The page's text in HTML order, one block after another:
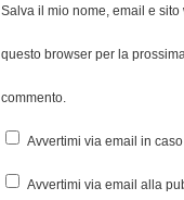
Salva il mio nome, email e sito
questo browser per la
commento.
Avvertimi via email in
Avvertimi via email alla